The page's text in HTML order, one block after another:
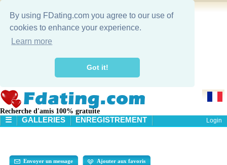
By using FDating.com you agree to our use of
cookies to enhance your experience.
Learn more
Got it!
Recherche d'amis 100% gratuite
☰
RECHERCHE
GALLERIES ENREGISTREMENT Login
Envoyer un message Ajouter aux favoris